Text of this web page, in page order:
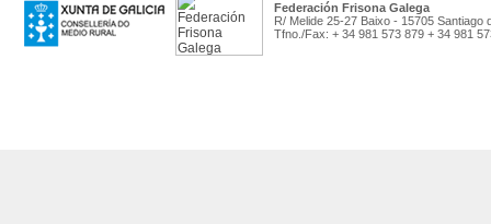
Federación Frisona Galega
R/ Melide 25-27 Baixo - 15705 Santiago
Tfno./Fax: + 34 981 573 879 + 34 981